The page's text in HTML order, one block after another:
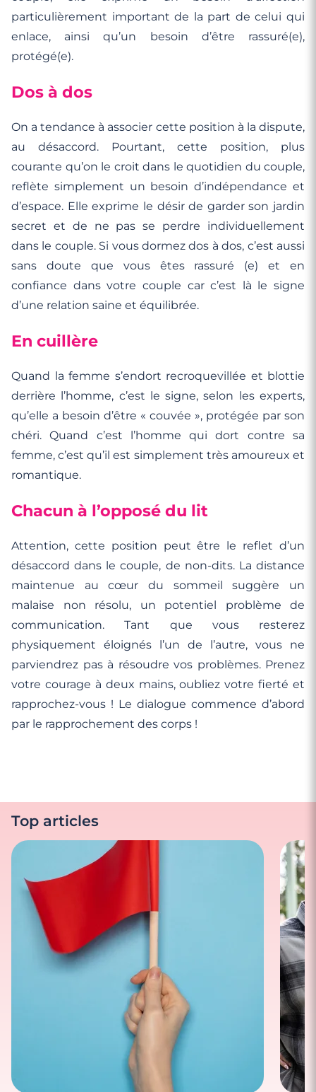
particulièrement important de la part de celui qui
enlace, ainsi qu’un besoin d’être rassuré(e),
protégé(e).
Dos à dos
On a tendance à associer cette position à la dispute,
au désaccord. Pourtant, cette position, plus
courante qu’on le croit dans le quotidien du couple,
reflète simplement un besoin d’indépendance et
d’espace. Elle exprime le désir de garder son jardin
secret et de ne pas se perdre individuellement
dans le couple. Si vous dormez dos à dos, c’est aussi
sans doute que vous êtes rassuré (e) et en
confiance dans votre couple car c’est là le signe
d’une relation saine et équilibrée.
En cuillère
Quand la femme s’endort recroquevillée et blottie
derrière l’homme, c’est le signe, selon les experts,
qu’elle a besoin d’être « couvée », protégée par son
chéri. Quand c’est l’homme qui dort contre sa
femme, c’est qu’il est simplement très amoureux et
romantique.
Chacun à l’opposé du lit
Attention, cette position peut être le reflet d’un
désaccord dans le couple, de non-dits. La distance
maintenue au cœur du sommeil suggère un
malaise non résolu, un potentiel problème de
communication. Tant que vous resterez
physiquement éloignés l’un de l’autre, vous ne
parviendrez pas à résoudre vos problèmes. Prenez
votre courage à deux mains, oubliez votre fierté et
rapprochez-vous ! Le dialogue commence d’abord
par le rapprochement des corps !
Top articles